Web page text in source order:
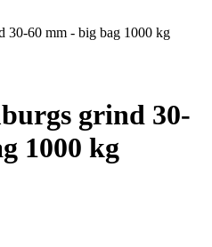
30-60 mm - big bag 1000 kg
grind 30-
1000 kg